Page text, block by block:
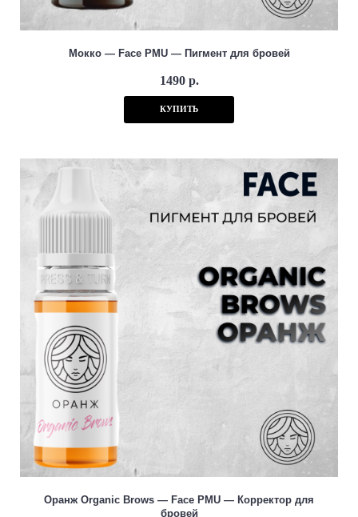
Мокко — Face PMU — Пигмент для бровей
1490 р.
КУПИТЬ
Оранж Organic Brows — Face PMU — Корректор для
бровей